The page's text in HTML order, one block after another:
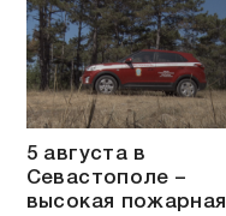
5 августа в
Севастополе –
высокая пожарная